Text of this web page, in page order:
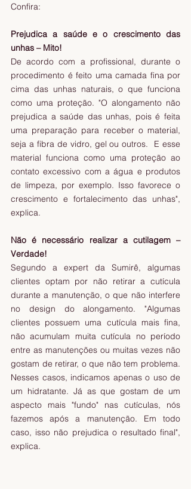
Confira:
Prejudica a saúde e o crescimento das
unhas – Mito!
De acordo com a profissional, durante o
procedimento é feito uma camada fina por
cima das unhas naturais, o que funciona
como uma proteção. "O alongamento não
prejudica a saúde das unhas, pois é feita
uma preparação para receber o material,
seja a fibra de vidro, gel ou outros.  E esse
material funciona como uma proteção ao
contato excessivo com a água e produtos
de limpeza, por exemplo. Isso favorece o
crescimento e fortalecimento das unhas",
explica.
Não é necessário realizar a cutilagem –
Verdade!
Segundo a expert da Sumirê, algumas
clientes optam por não retirar a cutícula
durante a manutenção, o que não interfere
no design do alongamento. "Algumas
clientes possuem uma cutícula mais fina,
não acumulam muita cutícula no período
entre as manutenções ou muitas vezes não
gostam de retirar, o que não tem problema.
Nesses casos, indicamos apenas o uso de
um hidratante. Já as que gostam de um
aspecto mais "fundo" nas cutículas, nós
fazemos após a manutenção. Em todo
caso, isso não prejudica o resultado final",
explica.